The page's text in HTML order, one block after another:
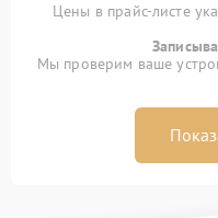
Цены в прайс-листе
Мы проверим ваше